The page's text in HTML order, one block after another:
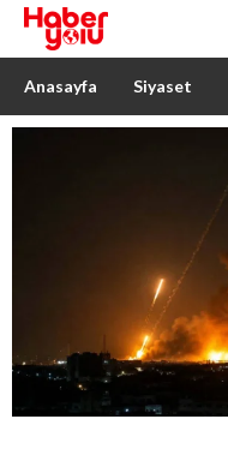
Anasayfa Siyaset